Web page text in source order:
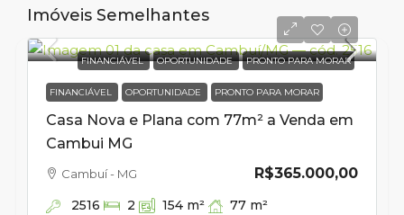
Imóveis Semelhantes
FINANCIÁVEL OPORTUNIDADE PRONTO PARA MORAR
FINANCIÁVEL OPORTUNIDADE PRONTO PARA MORAR
Casa Nova e Plana com 77m² a Venda em
Cambui MG
R$365.000,00
Cambuí - MG
2516 2 154 m² 77 m²